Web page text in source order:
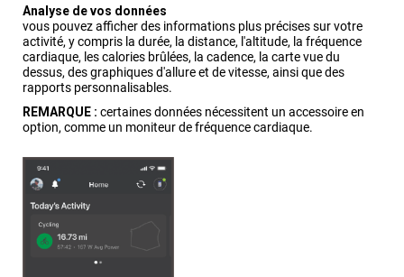
Analyse de vos données
vous pouvez afficher des informations plus précises sur votre
activité, y compris la durée, la distance, l'altitude, la fréquence
cardiaque, les calories brûlées, la cadence, la carte vue du
dessus, des graphiques d'allure et de vitesse, ainsi que des
rapports personnalisables.
REMARQUE : certaines données nécessitent un accessoire en
option, comme un moniteur de fréquence cardiaque.